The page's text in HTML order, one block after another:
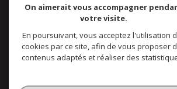
Adhérents
On aimerait vous accompagner
votre visite.
En poursuivant, vous acceptez l'utilisation
cookies par ce site, afin de vous proposer
contenus adaptés et réaliser des